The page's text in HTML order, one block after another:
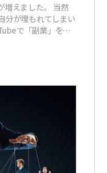
ました。 当然
分が埋もれてしまい